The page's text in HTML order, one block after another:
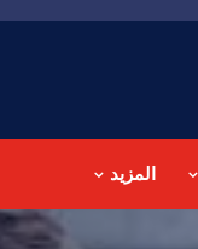
المزيد